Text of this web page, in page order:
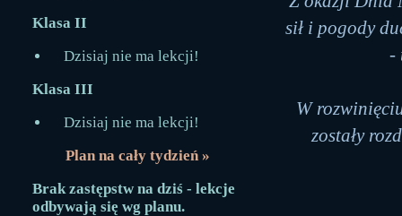
Klasa II
Dzisiaj nie ma lekcji!
Klasa III
Dzisiaj nie ma lekcji!
Plan na cały tydzień »
Brak zastępstw na dziś - lekcje
odbywają się wg planu.
sił i pogody
-
W
zostały